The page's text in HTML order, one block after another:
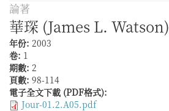
論著
華琛 (James L. Watson)
年份: 2003
卷: 1
期數: 2
頁數: 98-114
電子全文下載 (PDF格式):
Jour-01.2.A05.pdf